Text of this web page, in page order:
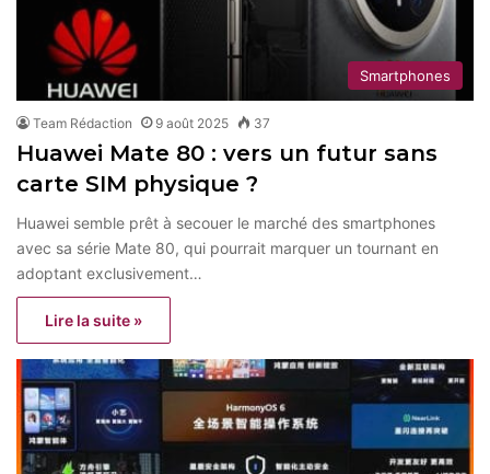
Smartphones
Team Rédaction 9 août 2025 37
Huawei Mate 80 : vers un futur sans
carte SIM physique ?
Huawei semble prêt à secouer le marché des smartphones
avec sa série Mate 80, qui pourrait marquer un tournant en
adoptant exclusivement…
Lire la suite »